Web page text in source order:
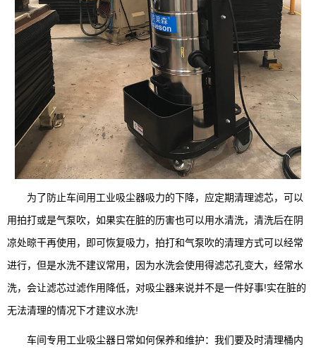
为了防止车间用工业吸尘器吸力的下降，应定期清理滤芯，可以
用拍打或是气泵吹，如果实在脏的历害也可以用水清洗，清洗后在阴
凉处晾干再使用，即可恢复吸力，拍打和气泵吹的清理方式可以经常
进行，但是水洗不建议常用，因为水洗会使用得滤芯孔变大，经常水
洗，会让滤芯过滤作用降低，对吸尘器来说并不是一件好事!实在脏的
无法清理的情况下才建议水洗!
车间专用工业吸尘器日常如何保养和维护：我们要及时清理桶内